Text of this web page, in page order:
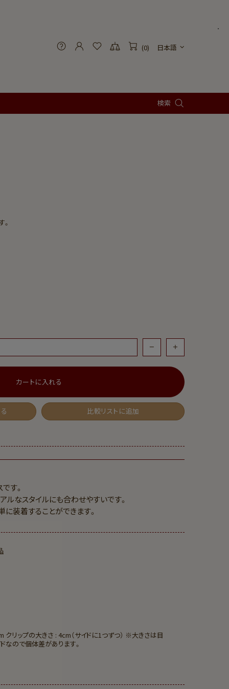
(0) 日本語
検索
。
カートに入れる
比較リストに追加
す。
ルなスタイルにも合わせやすいです。
装着することができます。
クリップの大きさ : 4cm（サイドに1つずつ） ※大きさは目
なので個体差があります。